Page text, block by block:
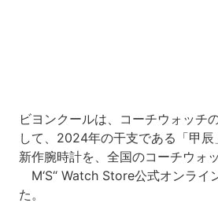
ビヨンクールは、コーチウォッチ
して、2024年の干支である「甲辰
新作腕時計を、全国のコーチウォ
M‘S“ Watch Store公式オンライ
た。